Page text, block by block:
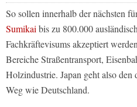
So sollen innerhalb der nächsten
Sumikai bis zu 800.000
Fachkräftevisums akzeptiert
Bereiche Straßentransport,
Holzindustrie. Japan geht also den
Weg wie Deutschland.